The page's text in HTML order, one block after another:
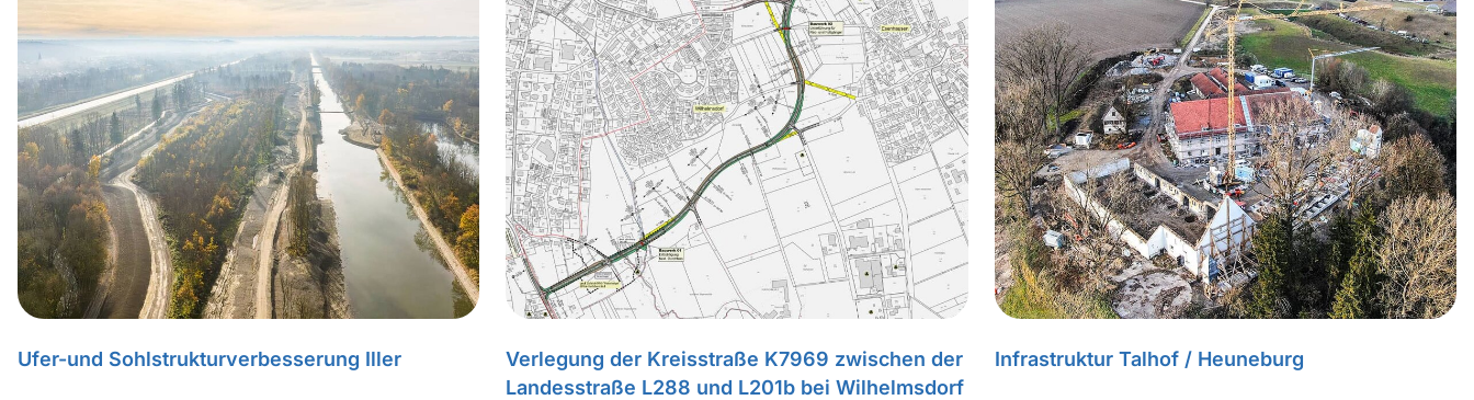
Ufer-und Sohlstrukturverbesserung Iller
Verlegung der Kreisstraße K7969 zwischen der
Landesstraße L288 und L201b bei Wilhelmsdorf
Infrastruktur Talhof / Heuneburg